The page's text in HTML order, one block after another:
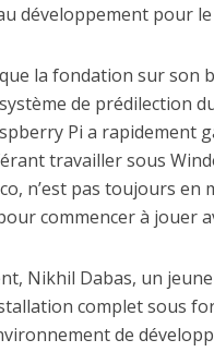
développement pour
la fondation sur son
de prédilection
Pi a rapidement
travailler sous
n’est pas toujours
commencer à jouer
Nikhil Dabas, un
complet sous
de